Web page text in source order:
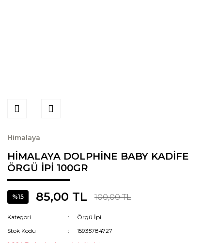
Himalaya
HİMALAYA DOLPHİNE BABY KADİFE
ÖRGÜ İPİ 100GR
%15 85,00 TL 100,00 TL
Kategori
Örgü İpi
Stok Kodu
15935784727